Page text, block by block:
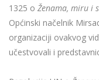
1325 o Ženama, miru i
Općinski načelnik
organizaciji ovakvog
učestvovali i